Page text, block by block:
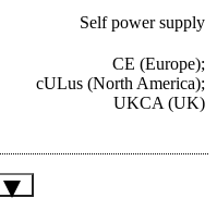
Self power supply
CE (Europe);
cULus (North America);
UKCA (UK)